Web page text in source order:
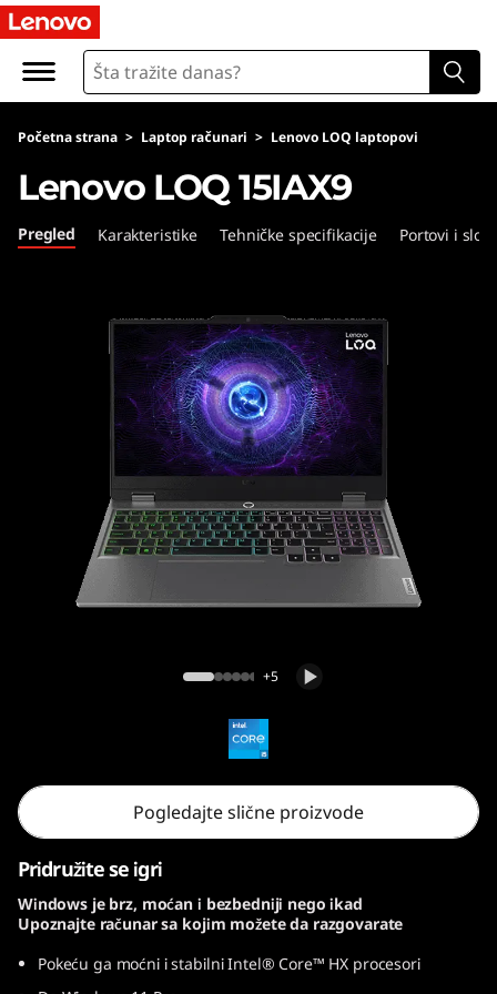
L
n
o
o
Početna strana > Laptop računari > Lenovo LOQ laptopovi
Lenovo LOQ 15IAX9
Pregled Karakteristike Tehničke specifikacije Portovi i
+5
Pogledajte slične proizvode
Pridružite se igri
Windows je brz, moćan i bezbedniji nego ikad
Upoznajte računar sa kojim možete da razgovarate
Pokeću ga moćni i stabilni Intel® Core™ HX procesori